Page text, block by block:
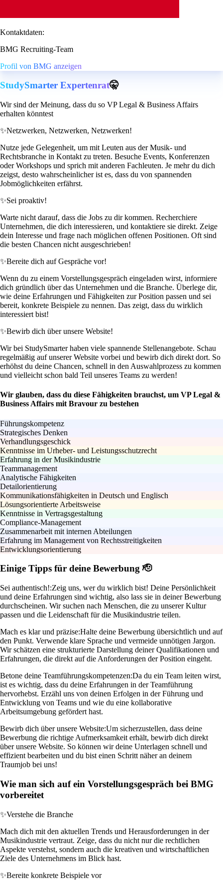
Kontaktdaten:
BMG Recruiting-Team
Profil von BMG anzeigen
StudySmarter Expertenrat🤫
Wir sind der Meinung, dass du so VP Legal & Business Affairs
erhalten könntest
✨Netzwerken, Netzwerken, Netzwerken!
Nutze jede Gelegenheit, um mit Leuten aus der Musik- und
Rechtsbranche in Kontakt zu treten. Besuche Events, Konferenzen
oder Workshops und sprich mit anderen Fachleuten. Je mehr du dich
zeigst, desto wahrscheinlicher ist es, dass du von spannenden
Jobmöglichkeiten erfährst.
✨Sei proaktiv!
Warte nicht darauf, dass die Jobs zu dir kommen. Recherchiere
Unternehmen, die dich interessieren, und kontaktiere sie direkt. Zeige
dein Interesse und frage nach möglichen offenen Positionen. Oft sind
die besten Chancen nicht ausgeschrieben!
✨Bereite dich auf Gespräche vor!
Wenn du zu einem Vorstellungsgespräch eingeladen wirst, informiere
dich gründlich über das Unternehmen und die Branche. Überlege dir,
wie deine Erfahrungen und Fähigkeiten zur Position passen und sei
bereit, konkrete Beispiele zu nennen. Das zeigt, dass du wirklich
interessiert bist!
✨Bewirb dich über unsere Website!
Wir bei StudySmarter haben viele spannende Stellenangebote. Schau
regelmäßig auf unserer Website vorbei und bewirb dich direkt dort. So
erhöhst du deine Chancen, schnell in den Auswahlprozess zu kommen
und vielleicht schon bald Teil unseres Teams zu werden!
Wir glauben, dass du diese Fähigkeiten brauchst, um VP Legal &
Business Affairs mit Bravour zu bestehen
Führungskompetenz
Strategisches Denken
Verhandlungsgeschick
Kenntnisse im Urheber- und Leistungsschutzrecht
Erfahrung in der Musikindustrie
Teammanagement
Analytische Fähigkeiten
Detailorientierung
Kommunikationsfähigkeiten in Deutsch und Englisch
Lösungsorientierte Arbeitsweise
Kenntnisse in Vertragsgestaltung
Compliance-Management
Zusammenarbeit mit internen Abteilungen
Erfahrung im Management von Rechtsstreitigkeiten
Entwicklungsorientierung
Einige Tipps für deine Bewerbung 🫡
Sei authentisch!:Zeig uns, wer du wirklich bist! Deine Persönlichkeit
und deine Erfahrungen sind wichtig, also lass sie in deiner Bewerbung
durchscheinen. Wir suchen nach Menschen, die zu unserer Kultur
passen und die Leidenschaft für die Musikindustrie teilen.
Mach es klar und präzise:Halte deine Bewerbung übersichtlich und auf
den Punkt. Verwende klare Sprache und vermeide unnötigen Jargon.
Wir schätzen eine strukturierte Darstellung deiner Qualifikationen und
Erfahrungen, die direkt auf die Anforderungen der Position eingeht.
Betone deine Teamführungskompetenzen:Da du ein Team leiten wirst,
ist es wichtig, dass du deine Erfahrungen in der Teamführung
hervorhebst. Erzähl uns von deinen Erfolgen in der Führung und
Entwicklung von Teams und wie du eine kollaborative
Arbeitsumgebung gefördert hast.
Bewirb dich über unsere Website:Um sicherzustellen, dass deine
Bewerbung die richtige Aufmerksamkeit erhält, bewirb dich direkt
über unsere Website. So können wir deine Unterlagen schnell und
effizient bearbeiten und du bist einen Schritt näher an deinem
Traumjob bei uns!
Wie man sich auf ein Vorstellungsgespräch bei BMG
vorbereitet
✨Verstehe die Branche
Mach dich mit den aktuellen Trends und Herausforderungen in der
Musikindustrie vertraut. Zeige, dass du nicht nur die rechtlichen
Aspekte verstehst, sondern auch die kreativen und wirtschaftlichen
Ziele des Unternehmens im Blick hast.
✨Bereite konkrete Beispiele vor